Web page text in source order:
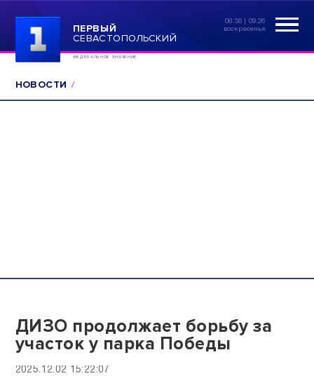
ПЕРВЫЙ
СЕВАСТОПОЛЬСКИЙ
ФЕДЕРАЛЬНОЕ ЗНАЧЕНИЕ
08:36 | 09.26
воскресенье
НОВОСТИ
ДИЗО продолжает борьбу за
участок у парка Победы
2025.12.02 15:22:07